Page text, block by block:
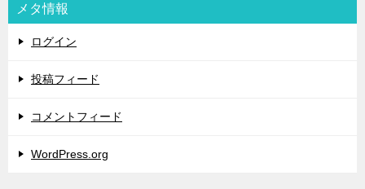
メタ情報
ログイン
投稿フィード
コメントフィード
WordPress.org